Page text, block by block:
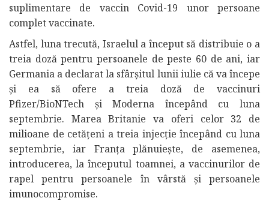
suplimentare de vaccin Covid-19 unor persoane
complet vaccinate.
Astfel, luna trecută, Israelul a început să distribuie o a
treia doză pentru persoanele de peste 60 de ani, iar
Germania a declarat la sfârșitul lunii iulie că va începe
și ea să ofere a treia doză de vaccinuri
Pfizer/BioNTech și Moderna începând cu luna
septembrie. Marea Britanie va oferi celor 32 de
milioane de cetățeni a treia injecție începând cu luna
septembrie, iar Franța plănuiește, de asemenea,
introducerea, la începutul toamnei, a vaccinurilor de
rapel pentru persoanele în vârstă și persoanele
imunocompromise.